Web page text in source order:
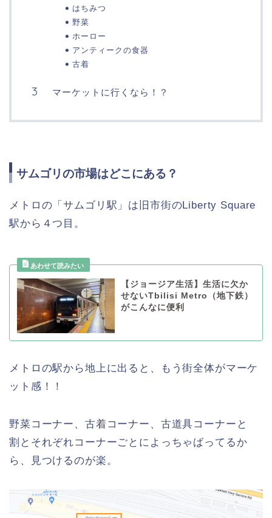
はちみつ
野菜
ホーロー
アンティークの食器
古着
マーケットに行くなら！？
サムゴリの市場はどこにある？
メトロの「サムゴリ駅」は旧市街のLiberty Square
駅から４つ目。
【ジョージア生活】生活に欠か
せないTbilisi Metro（地下鉄）
がこんなに便利
メトロの駅から地上に出ると、もう街全体がマーケ
ット感！！
野菜コーナー、古着コーナー、古道具コーナーと
割とそれぞれコーナーごとによっちゃばってるか
ら、見つけるのが楽。